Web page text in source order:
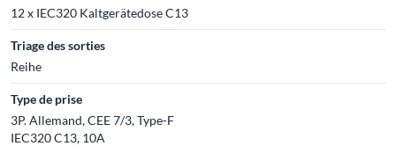
12 x IEC320 Kaltgerätedose C13
Triage des sorties
Reihe
Type de prise
3P. Allemand, CEE 7/3, Type-F
IEC320 C13, 10A